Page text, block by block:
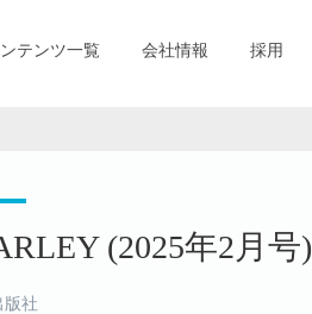
テンツ一覧 会社情報 採用
(2025年2月号)
版社